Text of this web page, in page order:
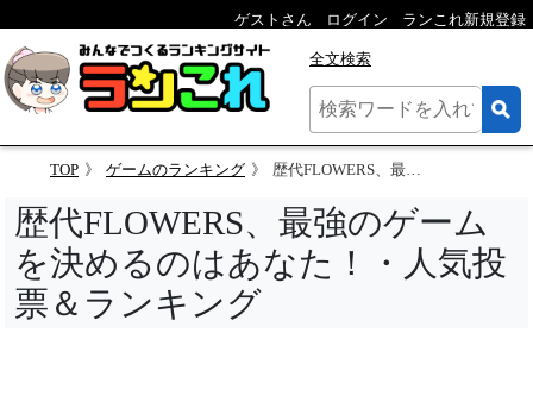
ゲストさん ログイン ランこれ新規登録
全文検索
TOP ゲームのランキング 歴代FLOWERS、最強のゲームを決めるのはあなた！・人気投票＆ランキング
歴代FLOWERS、最強のゲーム
を決めるのはあなた！・人気投
票＆ランキング